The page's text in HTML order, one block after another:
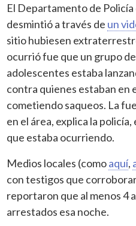
El Departamento de Policía
desmintió a través de un
sitio hubiesen
ocurrió fue que un grupo
adolescentes estaba
contra quienes estaban en
cometiendo saqueos. La
en el área, explica la
que estaba ocurriendo.
Medios locales (comoaquí,
con testigos que
reportaron que al menos 4
arrestados esa noche.